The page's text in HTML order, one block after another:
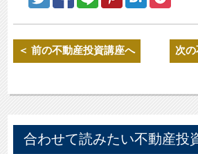
＜ 前の不動産投資講座へ 次の
合わせて読みたい不動産投